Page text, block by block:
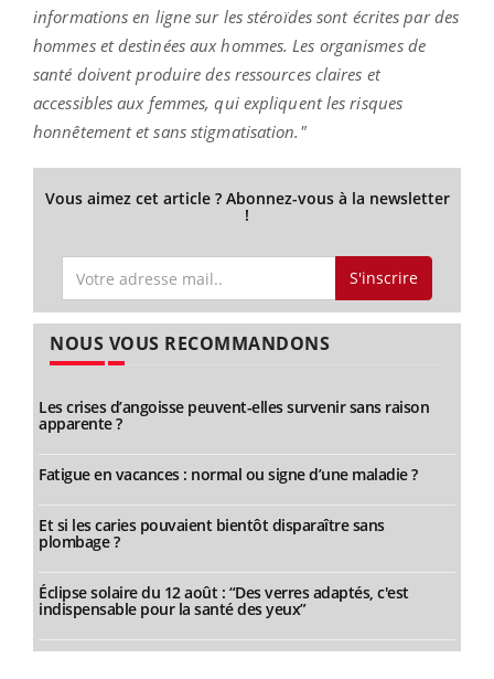
informations en ligne sur les stéroïdes sont écrites par des
hommes et destinées aux hommes. Les organismes de
santé doivent produire des ressources claires et
accessibles aux femmes, qui expliquent les risques
honnêtement et sans stigmatisation."
Vous aimez cet article ? Abonnez-vous à la newsletter
!
S'inscrire
NOUS VOUS RECOMMANDONS
Les crises d’angoisse peuvent-elles survenir sans raison
apparente ?
Fatigue en vacances : normal ou signe d’une maladie ?
Et si les caries pouvaient bientôt disparaître sans
plombage ?
Éclipse solaire du 12 août : “Des verres adaptés, c'est
indispensable pour la santé des yeux”